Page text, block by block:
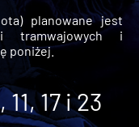
planowane jest
tramwajowych i
poniżej.
17 i 23